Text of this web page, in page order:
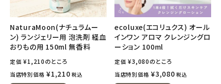
NaturaMoon(ナチュラムー
ン) ランジェリー用 泡洗剤 経血
おりもの用 150ml 無香料
定価 ¥1,210のところ
当店特別価格 ¥1,210 税込
ecoluxe(エコリュクス) オール
インワン アロマ クレンジングロ
ーション 100ml
定価 ¥3,080のところ
当店特別価格 ¥3,080 税込